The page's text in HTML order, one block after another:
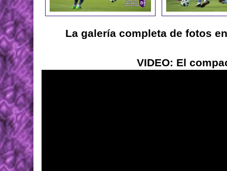
La galería completa de fotos
VIDEO: El